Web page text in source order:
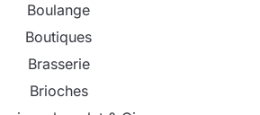
Boulange
Boutiques
Brasserie
Brioches